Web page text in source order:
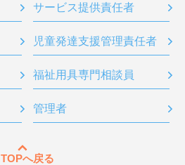
サービス提供責任者
児童発達支援管理責任者
福祉用具専門相談員
管理者
TOPへ戻る